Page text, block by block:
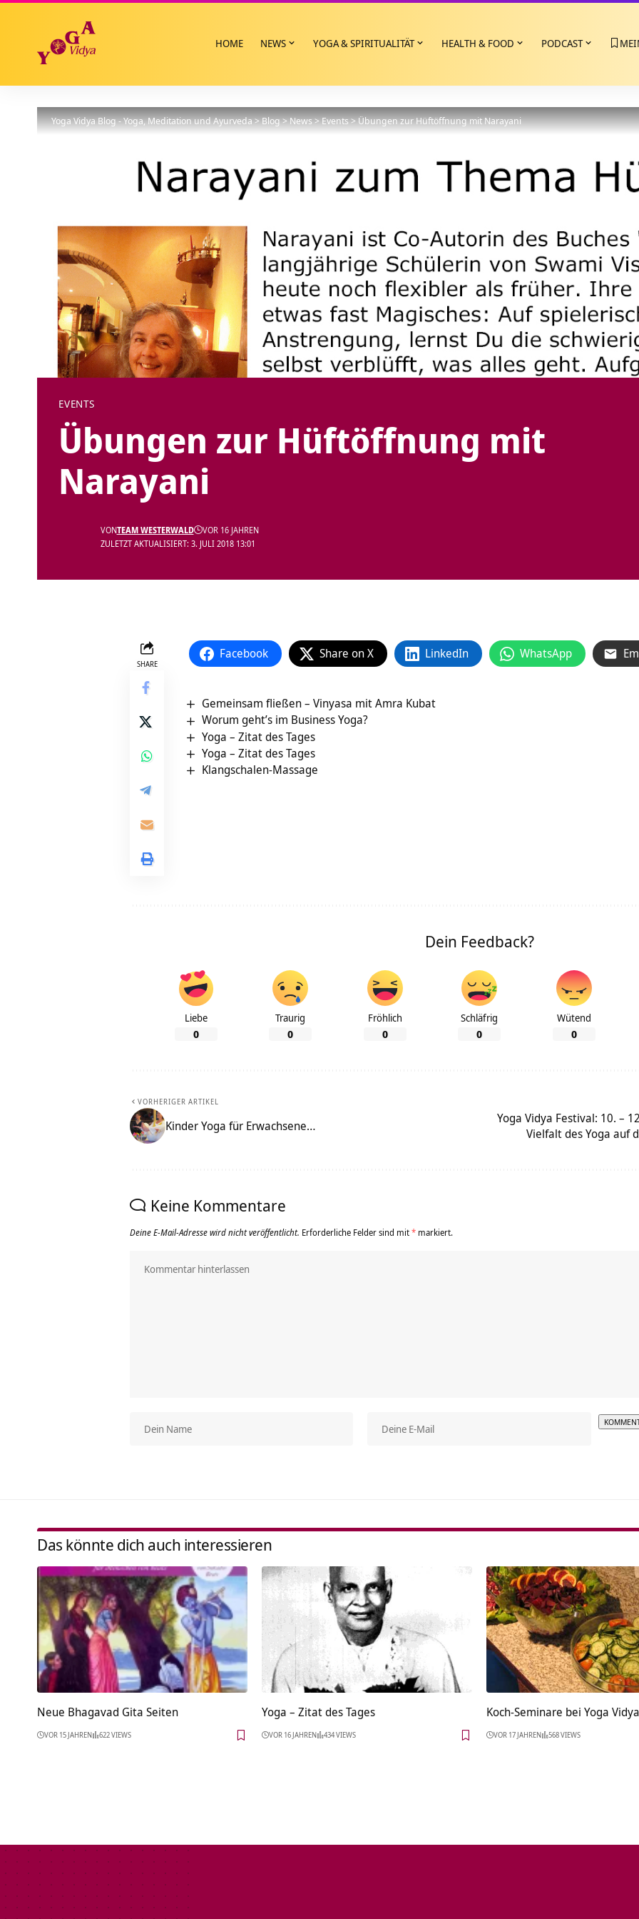
HOME NEWS YOGA & SPIRITUALITÄT HEALTH & FOOD PODCAST
Yoga Vidya Blog - Yoga, Meditation und Ayurveda>Blog>News>Events>Übungen zur Hüftöffnung mit Narayani
EVENTS
Übungen zur Hüftöffnung mit
Narayani
ZULETZT AKTUALISIERT: 3. JULI 2018 13:01
VONTEAM WESTERWALD VOR 16 JAHREN
SHARE
Facebook Share on X LinkedIn WhatsApp
Gemeinsam fließen – Vinyasa mit Amra Kubat
Worum geht’s im Business Yoga?
Yoga – Zitat des Tages
Yoga – Zitat des Tages
Klangschalen-Massage
Dein Feedback?
Liebe
0
Traurig
0
Fröhlich
0
Schläfrig
0
Wütend
0
VORHERIGER ARTIKEL
Kinder Yoga für Erwachsene…
Yoga Vidya Festival: 10. –
Vielfalt des Yoga auf
Keine Kommentare
Deine E-Mail-Adresse wird nicht veröffentlicht. Erforderliche Felder sind mit* markiert.
Das könnte dich auch interessieren
Neue Bhagavad Gita Seiten
VOR 15 JAHREN 622 VIEWS
Yoga – Zitat des Tages
VOR 16 JAHREN 434 VIEWS
Koch-Seminare bei Yoga Vidya
VOR 17 JAHREN 568 VIEWS